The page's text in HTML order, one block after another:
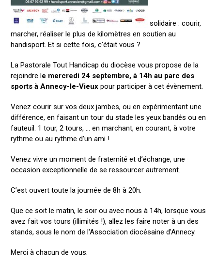
solidaire : courir,
marcher, réaliser le plus de kilomètres en soutien au
handisport. Et si cette fois, c’était vous ?
La Pastorale Tout Handicap du diocèse vous propose de la
rejoindre le mercredi 24 septembre, à 14h au parc des
sports à Annecy-le-Vieux pour participer à cet évènement.
Venez courir sur vos deux jambes, ou en expérimentant une
différence, en faisant un tour du stade les yeux bandés ou en
fauteuil. 1 tour, 2 tours, … en marchant, en courant, à votre
rythme ou au rythme d’un ami !
Venez vivre un moment de fraternité et d’échange, une
occasion exceptionnelle de se ressourcer autrement.
C’est ouvert toute la journée de 8h à 20h.
Que ce soit le matin, le soir ou avec nous à 14h, lorsque vous
avez fait vos tours (illimités !), allez les faire noter à un des
stands, sous le nom de l'Association diocésaine d'Annecy.
Merci à chacun de vous.